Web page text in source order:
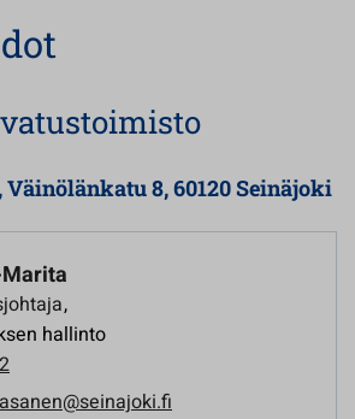
8, 60120 Seinäjoki
,
hallinto